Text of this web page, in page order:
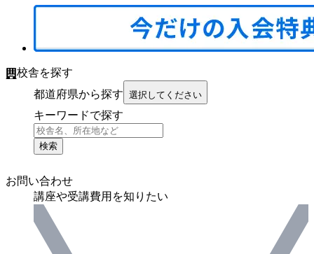
校舎を探す
都道府県から探す 選択してください
キーワードで探す
検索
お問い合わせ
講座や受講費用を知りたい